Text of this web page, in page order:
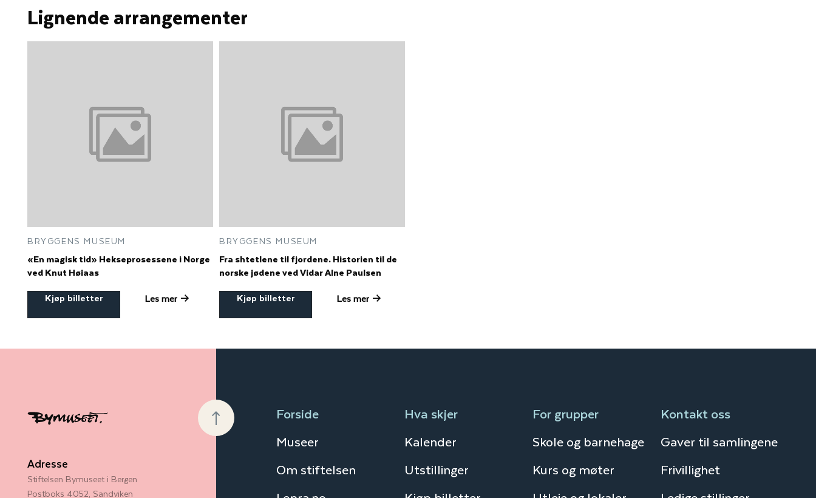
Lignende arrangementer
BRYGGENS MUSEUM
«En magisk tid» Hekseprosessene i Norge
ved Knut Høiaas
Kjøp billetter
Les mer
BRYGGENS MUSEUM
Fra shtetlene til fjordene. Historien til de
norske jødene ved Vidar Alne Paulsen
Kjøp billetter
Les mer
Adresse
Stiftelsen Bymuseet i Bergen
Postboks 4052, Sandviken
Forside
Museer
Om stiftelsen
Hva skjer
Kalender
Utstillinger
For grupper
Skole og barnehage
Kurs og møter
Kontakt oss
Gaver til samlingene
Frivillighet